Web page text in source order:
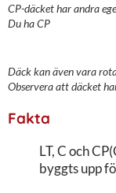
CP-däcket har andra
Du ha CP
Däck kan även vara
Observera att däcket
Fakta
LT, C och
byggts upp